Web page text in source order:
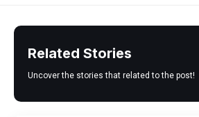
Related Stories
Uncover the stories that related to the post!